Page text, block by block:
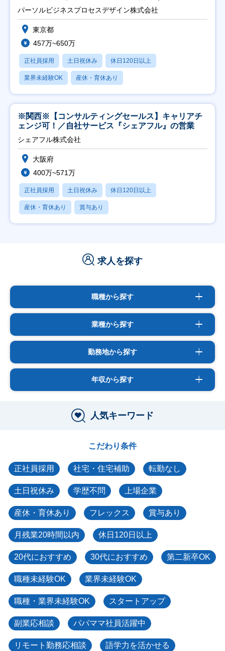
ト推進】
パーソルビジネスプロセスデザイン株式会社
東京都
457万~650万
正社員採用 土日祝休み 休日120日以上
業界未経験OK 産休・育休あり
※関西※【コンサルティングセールス】キャリアチ
ェンジ可！／自社サービス『シェアフル』の営業
シェアフル株式会社
大阪府
400万~571万
正社員採用 土日祝休み 休日120日以上
産休・育休あり 賞与あり
求人を探す
職種から探す
業種から探す
勤務地から探す
年収から探す
人気キーワード
こだわり条件
正社員採用 社宅・住宅補助 転勤なし
土日祝休み 学歴不問 上場企業
産休・育休あり フレックス 賞与あり
月残業20時間以内 休日120日以上
20代におすすめ 30代におすすめ 第二新卒OK
職種未経験OK 業界未経験OK
職種・業界未経験OK スタートアップ
副業応相談 パパママ社員活躍中
リモート勤務応相談 語学力を活かせる